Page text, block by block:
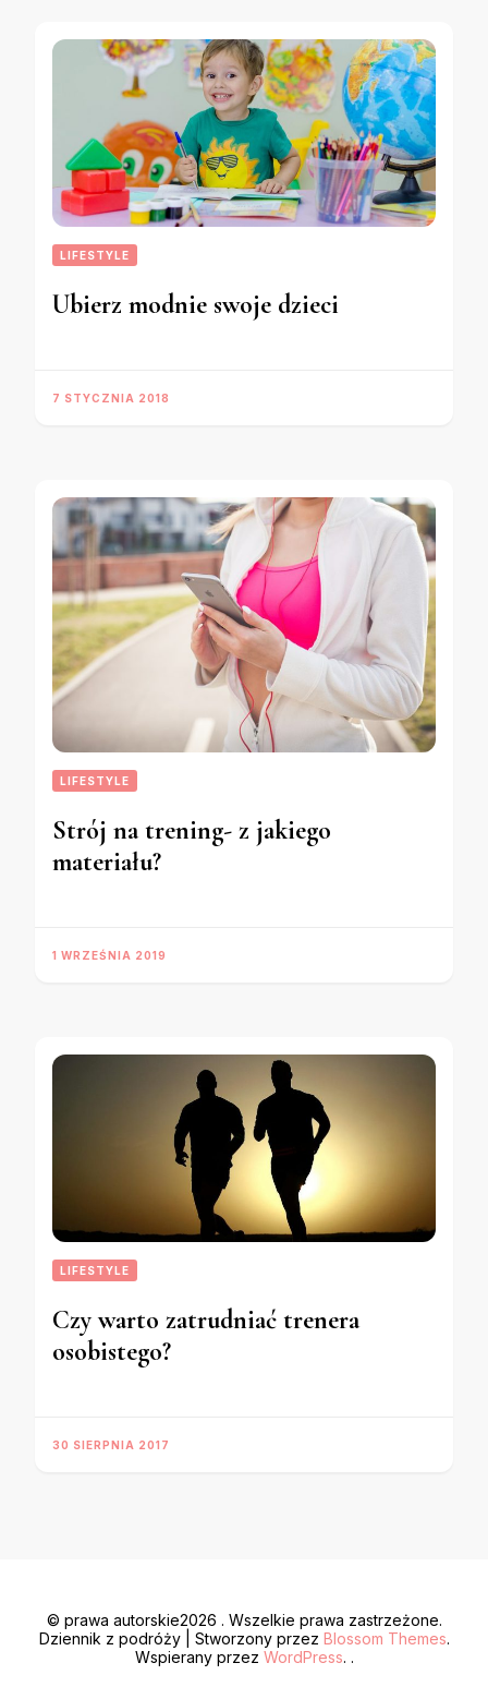
LIFESTYLE
Ubierz modnie swoje dzieci
7 STYCZNIA 2018
LIFESTYLE
Strój na trening- z jakiego
materiału?
1 WRZEŚNIA 2019
LIFESTYLE
Czy warto zatrudniać trenera
osobistego?
30 SIERPNIA 2017
© prawa autorskie2026 . Wszelkie prawa zastrzeżone.
Dziennik z podróży | Stworzony przez Blossom Themes.
Wspierany przez WordPress. .